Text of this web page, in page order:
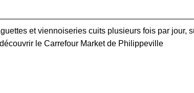
et viennoiseries cuits plusieurs fois par jour,
le Carrefour Market de Philippeville